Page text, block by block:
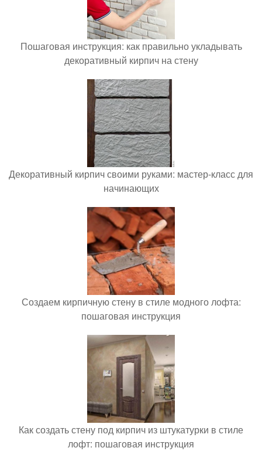
Пошаговая инструкция: как правильно укладывать
декоративный кирпич на стену
Декоративный кирпич своими руками: мастер-класс для
начинающих
Создаем кирпичную стену в стиле модного лофта:
пошаговая инструкция
Как создать стену под кирпич из штукатурки в стиле
лофт: пошаговая инструкция